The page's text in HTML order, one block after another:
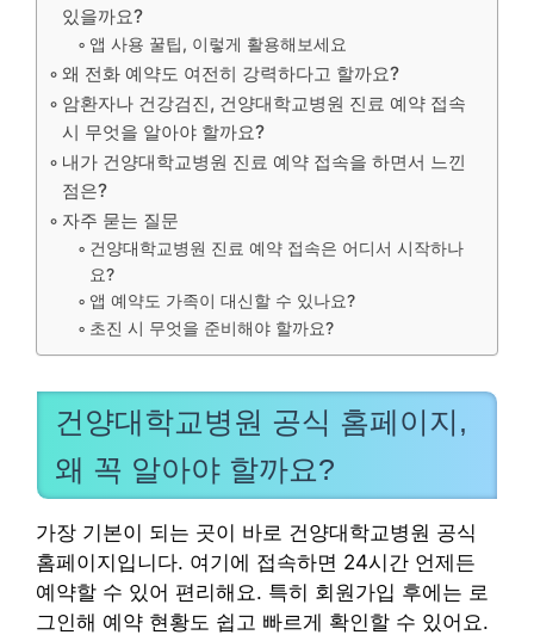
있을까요?
앱 사용 꿀팁, 이렇게 활용해보세요
왜 전화 예약도 여전히 강력하다고 할까요?
암환자나 건강검진, 건양대학교병원 진료 예약 접속
시 무엇을 알아야 할까요?
내가 건양대학교병원 진료 예약 접속을 하면서 느낀
점은?
자주 묻는 질문
건양대학교병원 진료 예약 접속은 어디서 시작하나
요?
앱 예약도 가족이 대신할 수 있나요?
초진 시 무엇을 준비해야 할까요?
건양대학교병원 공식 홈페이지,
왜 꼭 알아야 할까요?
가장 기본이 되는 곳이 바로 건양대학교병원 공식
홈페이지입니다. 여기에 접속하면 24시간 언제든
예약할 수 있어 편리해요. 특히 회원가입 후에는 로
그인해 예약 현황도 쉽고 빠르게 확인할 수 있어요.